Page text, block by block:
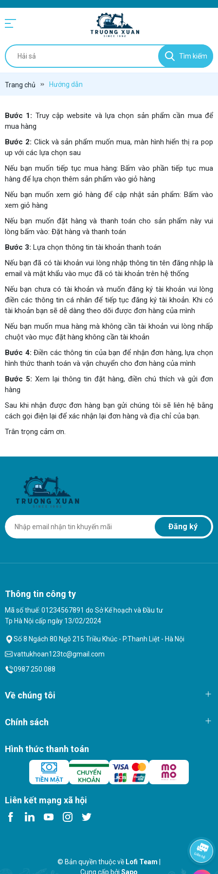
Tìm kiếm
Trang chủ Hướng dẫn
Bước 1: Truy cập website và lựa chọn sản phẩm cần mua để
mua hàng
Bước 2: Click và sản phẩm muốn mua, màn hình hiển thị ra pop
up với các lựa chọn sau
Nếu bạn muốn tiếp tục mua hàng: Bấm vào phần tiếp tục mua
hàng để lựa chọn thêm sản phẩm vào giỏ hàng
Nếu bạn muốn xem giỏ hàng để cập nhật sản phẩm: Bấm vào
xem giỏ hàng
Nếu bạn muốn đặt hàng và thanh toán cho sản phẩm này vui
lòng bấm vào: Đặt hàng và thanh toán
Bước 3: Lựa chọn thông tin tài khoản thanh toán
Nếu bạn đã có tài khoản vui lòng nhập thông tin tên đăng nhập là
email và mật khẩu vào mục đã có tài khoản trên hệ thống
Nếu bạn chưa có tài khoản và muốn đăng ký tài khoản vui lòng
điền các thông tin cá nhân để tiếp tục đăng ký tài khoản. Khi có
tài khoản bạn sẽ dễ dàng theo dõi được đơn hàng của mình
Nếu bạn muốn mua hàng mà không cần tài khoản vui lòng nhấp
chuột vào mục đặt hàng không cần tài khoản
Bước 4: Điền các thông tin của bạn để nhận đơn hàng, lựa chọn
hình thức thanh toán và vận chuyển cho đơn hàng của mình
Bước 5: Xem lại thông tin đặt hàng, điền chú thích và gửi đơn
hàng
Sau khi nhận được đơn hàng bạn gửi chúng tôi sẽ liên hệ bằng
cách gọi điện lại để xác nhận lại đơn hàng và địa chỉ của bạn.
Trân trọng cảm ơn.
Đăng ký
Thông tin công ty
Mã số thuế: 01234567891 do Sở Kế hoạch và Đầu tư
Tp Hà Nội cấp ngày 13/02/2024
Số 8 Ngách 80 Ngõ 215 Triều Khúc - P.Thanh Liệt - Hà Nội
vattukhoan123tc@gmail.com
0987 250 088
Về chúng tôi
Chính sách
Hình thức thanh toán
Liên kết mạng xã hội
© Bản quyền thuộc về Lofi Team
Cung cấp bởi Sapo